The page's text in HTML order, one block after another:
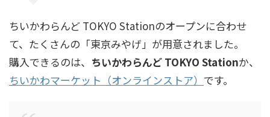
ちいかわらんど TOKYO Stationのオープンに合わせ
て、たくさんの「東京みやげ」が用意されました。
購入できるのは、 ちいかわらんど TOKYO Stationか、
ちいかわマーケット（オンラインストア） です。